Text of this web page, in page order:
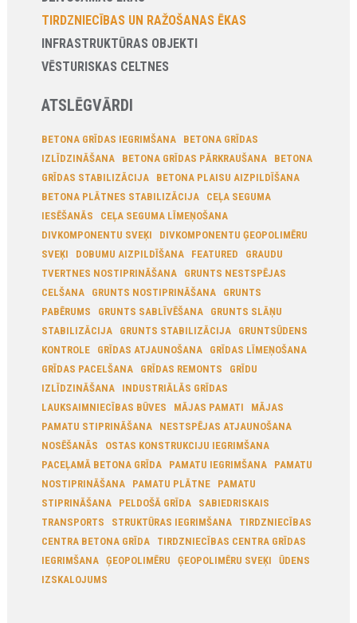
TIRDZNIECĪBAS UN RAŽOŠANAS ĒKAS
INFRASTRUKTŪRAS OBJEKTI
VĒSTURISKAS CELTNES
ATSLĒGVĀRDI
BETONA GRĪDAS IEGRIMŠANA
BETONA GRĪDAS
IZLĪDZINĀŠANA
BETONA GRĪDAS PĀRKRAUŠANA
BETONA
GRĪDAS STABILIZĀCIJA
BETONA PLAISU AIZPILDĪŠANA
BETONA PLĀTNES STABILIZĀCIJA
CEĻA SEGUMA
IESĒŠANĀS
CEĻA SEGUMA LĪMEŅOŠANA
DIVKOMPONENTU SVEĶI
DIVKOMPONENTU ĢEOPOLIMĒRU
SVEĶI
DOBUMU AIZPILDĪŠANA FEATURED
GRAUDU
TVERTNES NOSTIPRINĀŠANA
GRUNTS NESTSPĒJAS
CELŠANA
GRUNTS NOSTIPRINĀŠANA
GRUNTS
PABĒRUMS
GRUNTS SABLĪVĒŠANA
GRUNTS SLĀŅU
STABILIZĀCIJA
GRUNTS STABILIZĀCIJA
GRUNTSŪDENS
KONTROLE
GRĪDAS ATJAUNOŠANA
GRĪDAS LĪMEŅOŠANA
GRĪDAS PACELŠANA
GRĪDAS REMONTS
GRĪDU
IZLĪDZINĀŠANA
INDUSTRIĀLĀS GRĪDAS
LAUKSAIMNIECĪBAS BŪVES
MĀJAS PAMATI
MĀJAS
PAMATU STIPRINĀŠANA
NESTSPĒJAS ATJAUNOŠANA
NOSĒŠANĀS
OSTAS KONSTRUKCIJU IEGRIMŠANA
PACEĻAMĀ BETONA GRĪDA
PAMATU IEGRIMŠANA
PAMATU
NOSTIPRINĀŠANA
PAMATU PLĀTNE
PAMATU
STIPRINĀŠANA
PELDOŠĀ GRĪDA
SABIEDRISKAIS
TRANSPORTS
STRUKTŪRAS IEGRIMŠANA
TIRDZNIECĪBAS
CENTRA BETONA GRĪDA
TIRDZNIECĪBAS CENTRA GRĪDAS
IEGRIMŠANA
ĢEOPOLIMĒRU ĢEOPOLIMĒRU SVEĶI
ŪDENS
IZSKALOJUMS